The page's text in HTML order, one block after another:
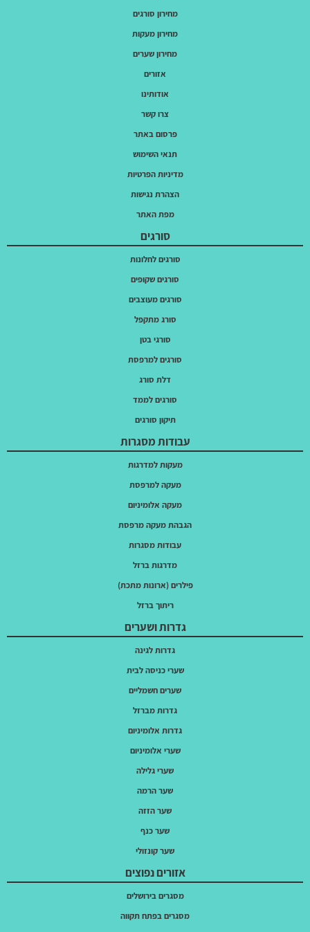
מחירון סורגים
מחירון מעקות
מחירון שערים
אזורים
אודותינו
צרו קשר
פרסום באתר
תנאי השימוש
מדיניות הפרטיות
הצהרת נגישות
מפת האתר
סורגים
סורגים לחלונות
סורגים שקופים
סורגים מעוצבים
סורג מתקפל
סורגי בטן
סורגים למרפסת
דלת סורג
סורגים לממד
תיקון סורגים
עבודות מסגרות
מעקות למדרגות
מעקה למרפסת
מעקה אלומיניום
הגבהת מעקה מרפסת
עבודות מסגרות
מדרגות ברזל
פילרים (ארונות מתכת)
ריתוך ברזל
גדרות ושערים
גדרות לגינה
שערי כניסה לבית
שערים חשמליים
גדרות מברזל
גדרות אלומיניום
שערי אלומיניום
שערי גלילה
שער הרמה
שער הזזה
שער כנף
שער קונזולי
אזורים נפוצים
מסגרים בירושלים
מסגרים בפתח תקווה